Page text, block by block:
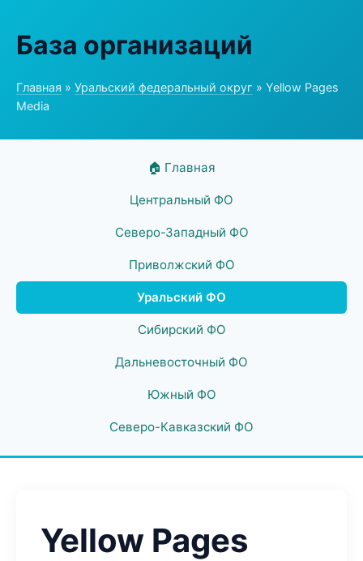
База организаций
Главная » Уральский федеральный округ » Yellow Pages
Media
🏠 Главная
Центральный ФО
Северо-Западный ФО
Приволжский ФО
Уральский ФО
Сибирский ФО
Дальневосточный ФО
Южный ФО
Северо-Кавказский ФО
Yellow Pages